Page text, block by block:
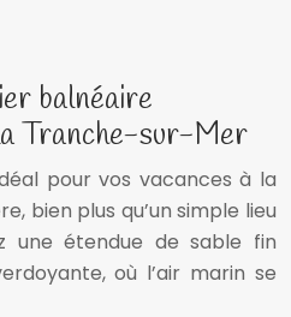
balnéaire
Tranche-sur-Mer
pour vos vacances à la
bien plus qu’un simple lieu
une étendue de sable fin
où l’air marin se